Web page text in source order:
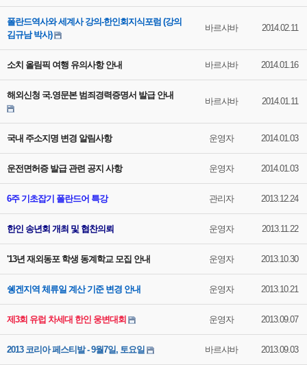
폴란드역사와 세계사 강의-한인회지식포럼 (강의
김규남 박사)
바르샤바 2014.02.11
소치 올림픽 여행 유의사항 안내 바르샤바 2014.01.16
해외신청 국.영문본 범죄경력증명서 발급 안내
바르샤바 2014.01.11
국내 주소지명 변경 알림사항 운영자 2014.01.03
운전면허증 발급 관련 공지 사항 운영자 2014.01.03
6주 기초잡기 폴란드어 특강 관리자 2013.12.24
한인 송년회 개최 및 협찬의뢰 운영자 2013.11.22
'13년 재외동포 학생 동계학교 모집 안내 운영자 2013.10.30
쉥겐지역 체류일 계산 기준 변경 안내 운영자 2013.10.21
제3회 유럽 차세대 한인 웅변대회 운영자 2013.09.07
2013 코리아 페스티발 - 9월7일, 토요일 바르샤바 2013.09.03